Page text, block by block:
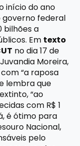
início do ano
federal
bilhões a
Em texto
no dia 17 de
Moreira,
“a raposa
lembra que
“ao
com R$ 1
é ótimo para
Nacional,
pelo